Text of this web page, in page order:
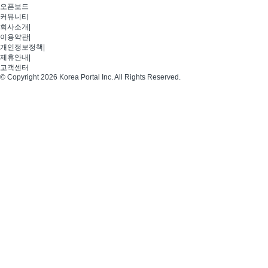
오픈보드
커뮤니티
회사소개
이용약관
개인정보정책
제휴안내
고객센터
© Copyright 2026 Korea Portal Inc. All Rights Reserved.